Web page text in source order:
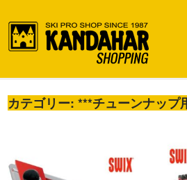
お買い物ガイド
カテゴリー:***チューンナップ